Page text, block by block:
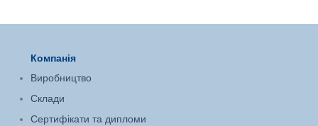
Компанія
Виробництво
Склади
Сертифікати та дипломи